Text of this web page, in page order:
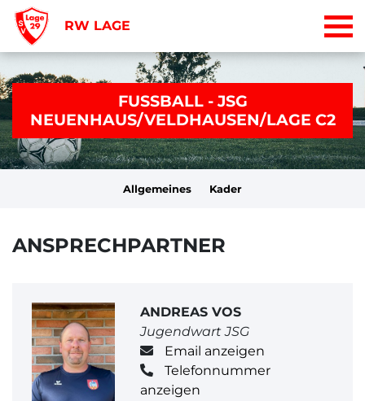
RW LAGE
FUSSBALL - JSG
NEUENHAUS/VELDHAUSEN/LAGE C2
Allgemeines Kader
ANSPRECHPARTNER
ANDREAS VOS
Jugendwart JSG
Email anzeigen
Telefonnummer
anzeigen